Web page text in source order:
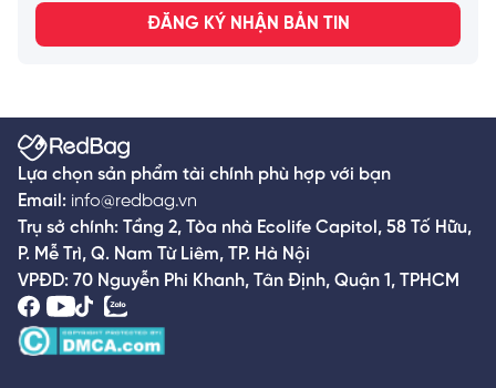
ĐĂNG KÝ NHẬN BẢN TIN
Lựa chọn sản phẩm tài chính phù hợp với bạn
Email: info@redbag.vn
Trụ sở chính: Tầng 2, Tòa nhà Ecolife Capitol, 58 Tố Hữu,
P. Mễ Trì, Q. Nam Từ Liêm, TP. Hà Nội
VPĐD: 70 Nguyễn Phi Khanh, Tân Định, Quận 1, TPHCM